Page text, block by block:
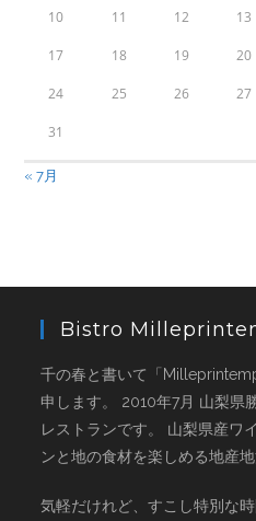
10 11 12 13
17 18 19 20
24 25 26 27
31
« 7月
Bistro
千の春と書いて「
申します。 2010年7月 山梨県
レストランです。 山梨県産ワ
ンと地の食材を楽しめる地産
気軽だけれど、すこし特別な時